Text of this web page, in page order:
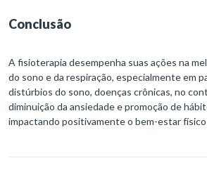
Conclusão
A fisioterapia desempenha suas ações na
do sono e da respiração, especialmente em
distúrbios do sono, doenças crônicas, no
diminuição da ansiedade e promoção de
impactando positivamente o bem-estar